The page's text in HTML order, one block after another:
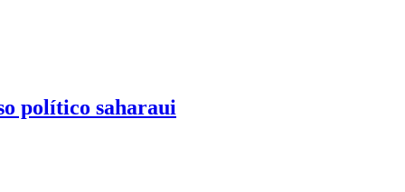
político saharaui